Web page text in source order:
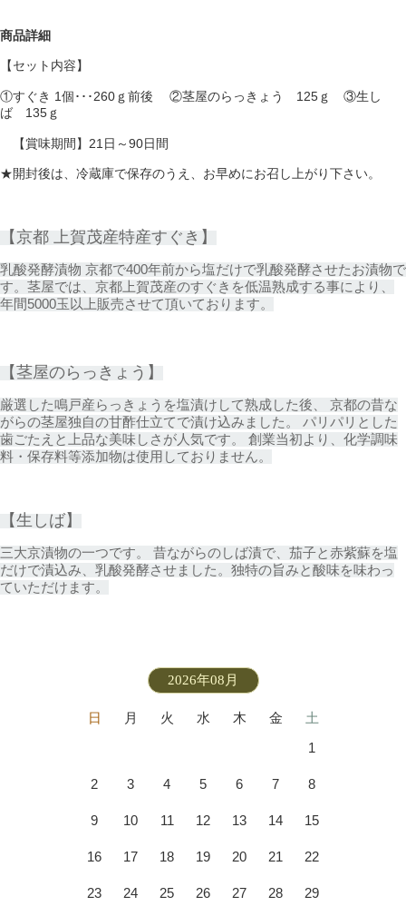
商品詳細
【セット内容】
①すぐき 1個･･･260ｇ前後 ②茎屋のらっきょう 125ｇ ③生し
ば 135ｇ
【賞味期間】21日～90日間
★開封後は、冷蔵庫で保存のうえ、お早めにお召し上がり下さい。
【京都 上賀茂産特産すぐき】
乳酸発酵漬物 京都で400年前から塩だけで乳酸発酵させたお漬物で
す。茎屋では、京都上賀茂産のすぐきを低温熟成する事により、
年間5000玉以上販売させて頂いております。
【茎屋のらっきょう】
厳選した鳴戸産らっきょうを塩漬けして熟成した後、 京都の昔な
がらの茎屋独自の甘酢仕立てで漬け込みました。 パリパリとした
歯ごたえと上品な美味しさが人気です。 創業当初より、化学調味
料・保存料等添加物は使用しておりません。
【生しば】
三大京漬物の一つです。 昔ながらのしば漬で、茄子と赤紫蘇を塩
だけで漬込み、乳酸発酵させました。独特の旨みと酸味を味わっ
ていただけます。
2026年08月
日 月 火 水 木 金
土
1
2 3 4 5 6 7 8
9 10 11 12 13 14 15
16 17 18 19 20 21 22
23 24 25 26 27 28 29